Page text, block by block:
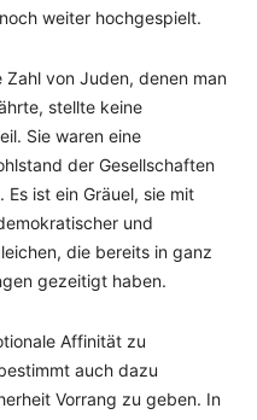
weiter hochgespielt.
von Juden, denen man
stellte keine
Sie waren eine
der Gesellschaften
ist ein Gräuel, sie mit
und
die bereits in ganz
gezeitigt haben.
Affinität zu
auch dazu
Vorrang zu geben. In